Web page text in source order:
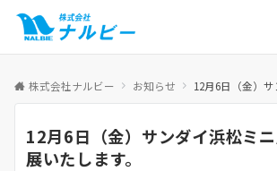
株式会社ナルビー お知らせ 12月6日（金）サンダイ浜
12月6日（金）サンダイ浜松ミ
展いたします。